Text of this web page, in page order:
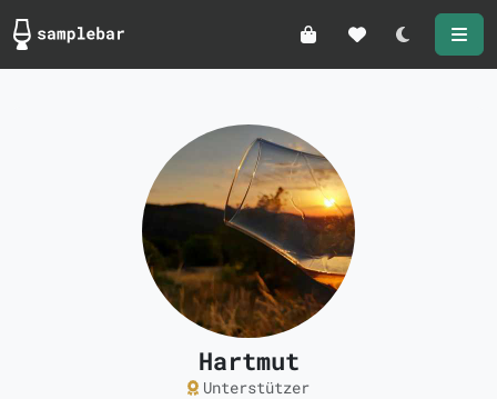
Darkmode
Hartmut
Unterstützer